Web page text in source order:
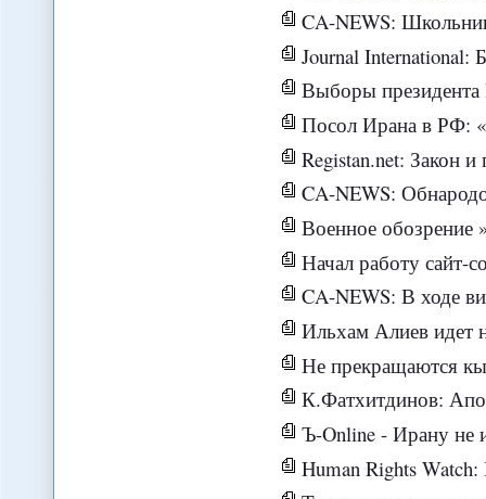
CA-NEWS: Школьники из
Journal International: Балхаш,
Выборы президента
Посол Ирана в РФ: «Западные
Registan.net: Закон
CA-NEWS:
Военное
Начал работу сайт-
CA-NEWS: В ходе визита в
Ильхам Алиев идет
Не прекращаются
К.Фатхитдинов:
Ъ-Online - Ирану не
Human Rights Watch: Правосудие по